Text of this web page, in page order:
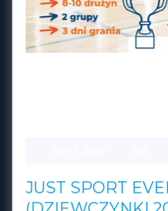
2022
JUST SPORT EVENT CUP